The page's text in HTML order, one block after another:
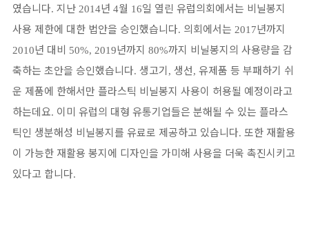
였습니다. 지난 2014년 4월 16일 열린 유럽의회에서는 비닐봉지
사용 제한에 대한 법안을 승인했습니다. 의회에서는 2017년까지
2010년 대비 50%, 2019년까지 80%까지 비닐봉지의 사용량을 감
축하는 초안을 승인했습니다. 생고기 , 생선, 유제품 등 부패하기 쉬
운 제품에 한해서만 플라스틱 비닐봉지 사용이 허용될 예정이라고
하는데요. 이미 유럽의 대형 유통기업들은 분해될 수 있는 플라스
틱인 생분해성 비닐봉지를 유료로 제공하고 있습니다. 또한 재활용
이 가능한 재활용 봉지에 디자인을 가미해 사용을 더욱 촉진시키고
있다고 합니다.